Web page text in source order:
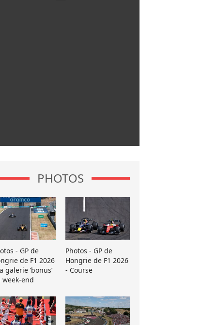
PHOTOS
- GP de
de F1 2026
galerie ’bonus’
week-end
Photos - GP de
Hongrie de F1 2026
- Course